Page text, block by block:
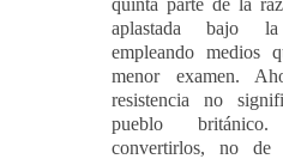
aplastada bajo
empleando medios
menor examen.
resistencia no
pueblo
convertirlos, no de